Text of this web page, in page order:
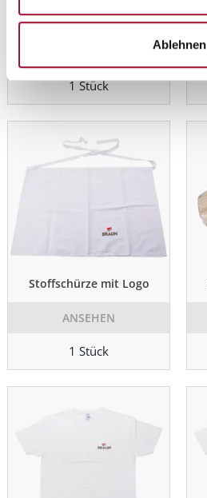
Ablehnen
Schneebesen Edelstahl
1 Stück
Stoffschürze mit Logo
ANSEHEN
1 Stück